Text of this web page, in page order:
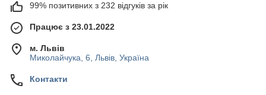
99% позитивних з 232 відгуків за рік
Працює з 23.01.2022
м. Львів
Миколайчука, 6, Львів, Україна
Контакти